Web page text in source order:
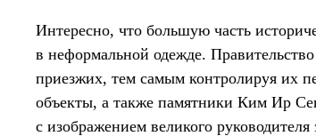
Интересно, что большую часть
в неформальной одежде.
приезжих, тем самым контролируя их
объекты, а также памятники Ким Ир
с изображением великого